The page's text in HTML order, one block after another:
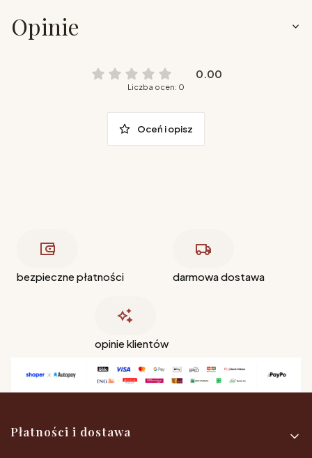
Opinie
0.00
Liczba ocen: 0
Oceń i opisz
bezpieczne płatności darmowa dostawa
opinie klientów
Linki w stopce
Płatności i dostawa